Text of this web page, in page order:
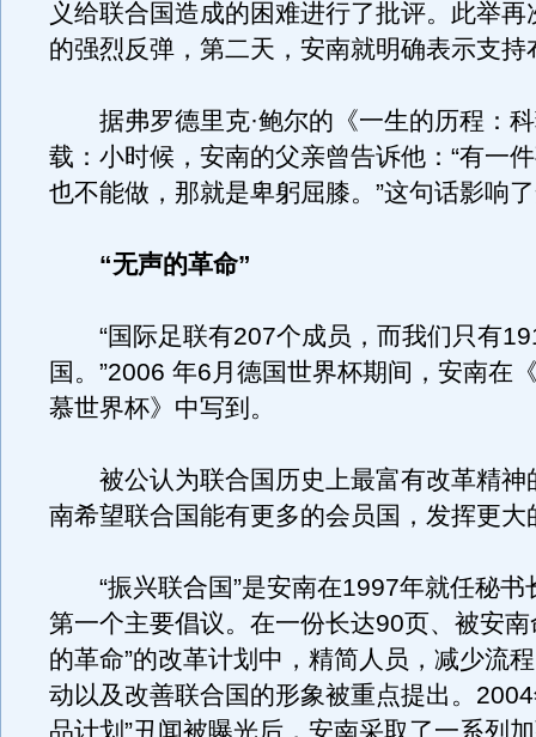
义给联合国造成的困难进行了批评。此举再
的强烈反弹，第二天，安南就明确表示支持
据弗罗德里克·鲍尔的《一生的历程：科
载：小时候，安南的父亲曾告诉他：“有一
也不能做，那就是卑躬屈膝。”这句话影响
“无声的革命”
“国际足联有207个成员，而我们只有
国。”2006 年6月德国世界杯期间，安南在
慕世界杯》中写到。
被公认为联合国历史上最富有改革精神
南希望联合国能有更多的会员国，发挥更大
“振兴联合国”是安南在1997年就任秘书
第一个主要倡议。在一份长达90页、被安南
的革命”的改革计划中，精简人员，减少流
动以及改善联合国的形象被重点提出。
品计划”丑闻被曝光后，安南采取了一系列